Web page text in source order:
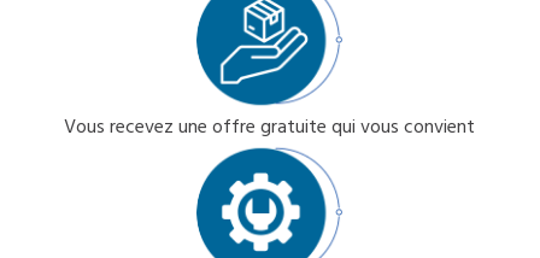
Vous recevez une offre gratuite qui vous convient